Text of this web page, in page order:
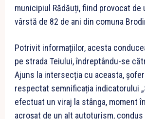
municipiul Rădăuți, fiind provocat de
vârstă de 82 de ani din comuna
Potrivit informațiilor, acesta
pe strada Teiului, îndreptându-se
Ajuns la intersecția cu aceasta,
respectat semnificația indicatorului
efectuat un viraj la stânga, moment
acroșat de un alt autoturism,